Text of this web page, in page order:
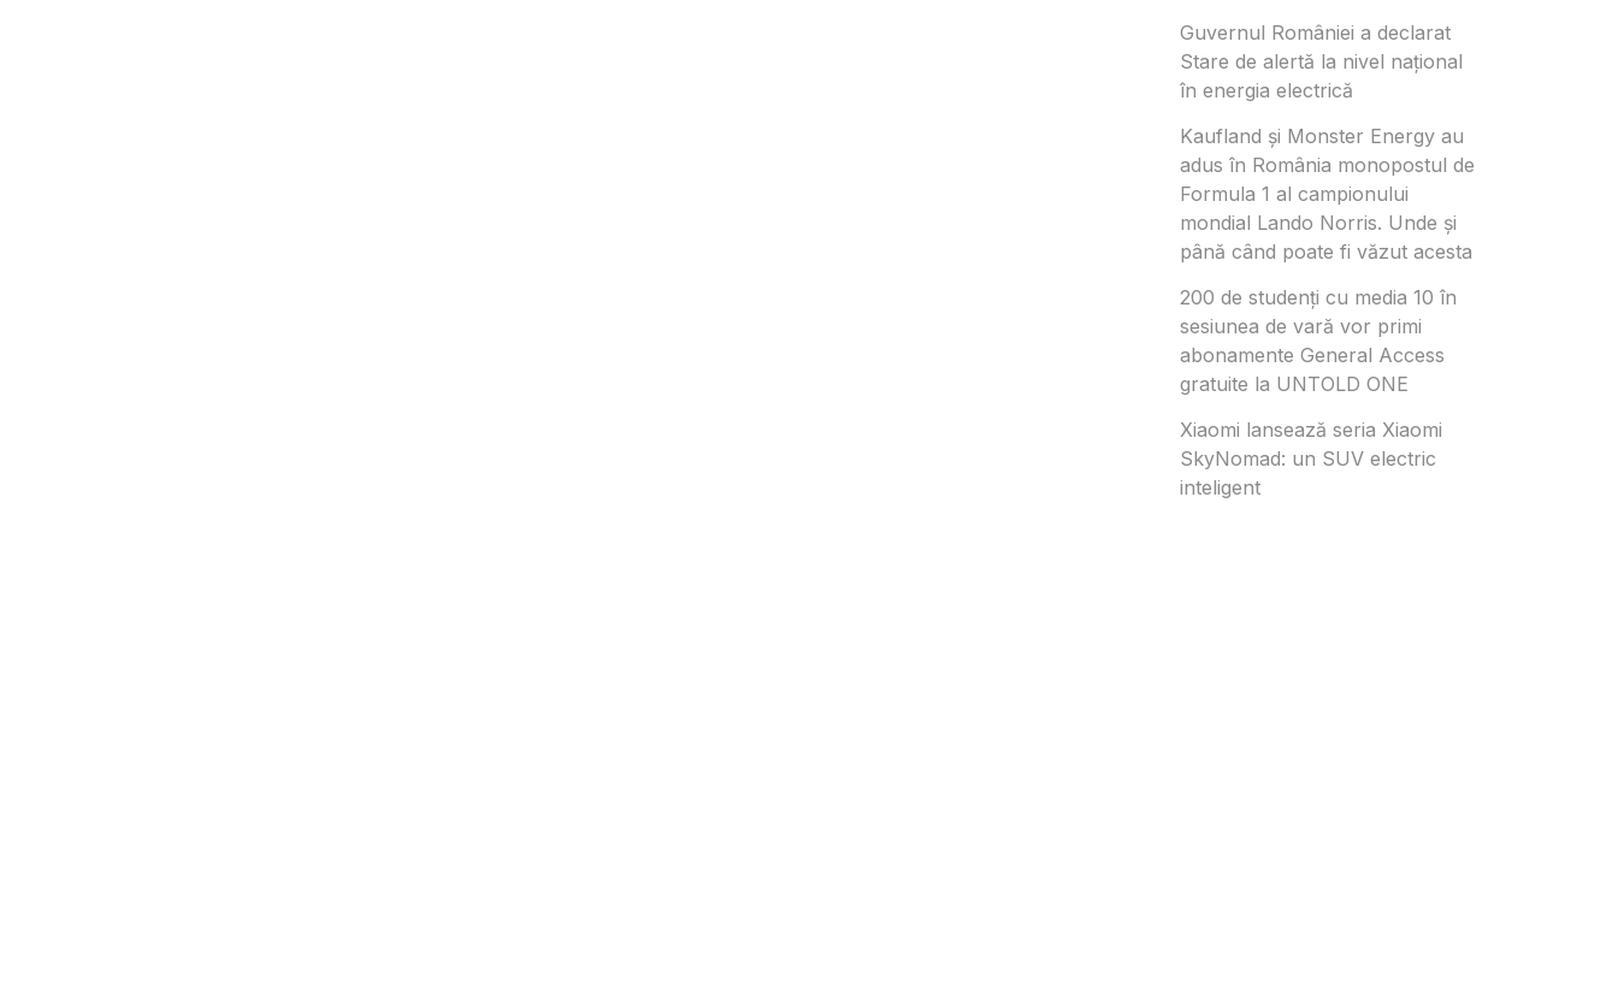
Guvernul României a declarat
Stare de alertă la nivel național
în energia electrică
Kaufland și Monster Energy au
adus în România monopostul de
Formula 1 al campionului
mondial Lando Norris. Unde și
până când poate fi văzut acesta
200 de studenți cu media 10 în
sesiunea de vară vor primi
abonamente General Access
gratuite la UNTOLD ONE
Xiaomi lansează seria Xiaomi
SkyNomad: un SUV electric
inteligent